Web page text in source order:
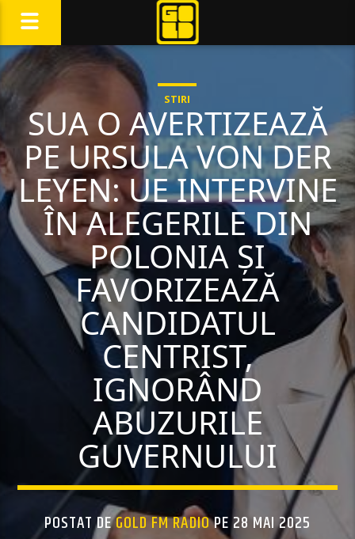
STIRI
SUA O AVERTIZEAZĂ
PE URSULA VON DER
LEYEN: UE INTERVINE
ÎN ALEGERILE DIN
POLONIA ȘI
FAVORIZEAZĂ
CANDIDATUL
CENTRIST,
IGNORÂND
ABUZURILE
GUVERNULUI
POSTAT DEGOLD FM RADIOPE 28 MAI 2025